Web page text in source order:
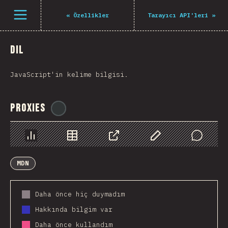
Open menu « Özellikler Tarayıcı API'leri »
Dil
JavaScript'in kelime bilgisi.
Proxies
Chart Data Share Customize Data
Comments
MDN
Daha önce hiç duymadım
Hakkında bilgim var
Daha önce kullandım